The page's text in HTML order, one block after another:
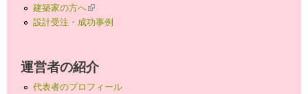
建築家の方へ(link is external)
設計受注・成功事例
運営者の紹介
代表者のプロフィール